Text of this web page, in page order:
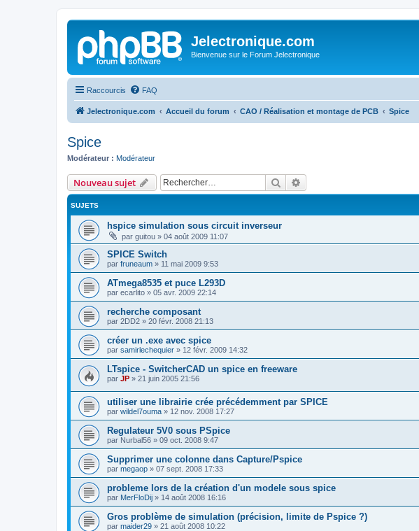
Jelectronique.com
Bienvenue sur le Forum Jelectronique
Raccourcis FAQ
Jelectronique.com Accueil du forum CAO / Réalisation et montage de PCB Spice
Spice
Modérateur : Modérateur
Nouveau sujet Rechercher
SUJETS
hspice simulation sous circuit inverseur
par guitou » 04 août 2009 11:07
SPICE Switch
par fruneaum » 11 mai 2009 9:53
ATmega8535 et puce L293D
par ecarlito » 05 avr. 2009 22:14
recherche composant
par 2DD2 » 20 févr. 2008 21:13
créer un .exe avec spice
par samirlechequier » 12 févr. 2009 14:32
LTspice - SwitcherCAD un spice en freeware
par JP » 21 juin 2005 21:56
utiliser une librairie crée précédemment par SPICE
par wildel7ouma » 12 nov. 2008 17:27
Regulateur 5V0 sous PSpice
par Nurbal56 » 09 oct. 2008 9:47
Supprimer une colonne dans Capture/Pspice
par megaop » 07 sept. 2008 17:33
probleme lors de la création d'un modele sous spice
par MerFloDij » 14 août 2008 16:16
Gros problème de simulation (précision, limite de Pspice ?)
par maider29 » 21 août 2008 10:22